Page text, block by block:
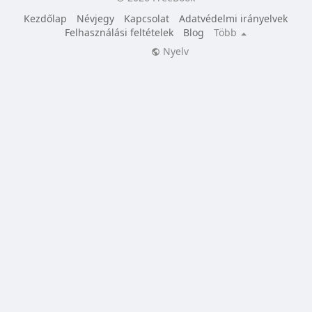
Kezdőlap
Névjegy Kapcsolat
Adatvédelmi irányelvek
Felhasználási feltételek
Blog
Több
Nyelv